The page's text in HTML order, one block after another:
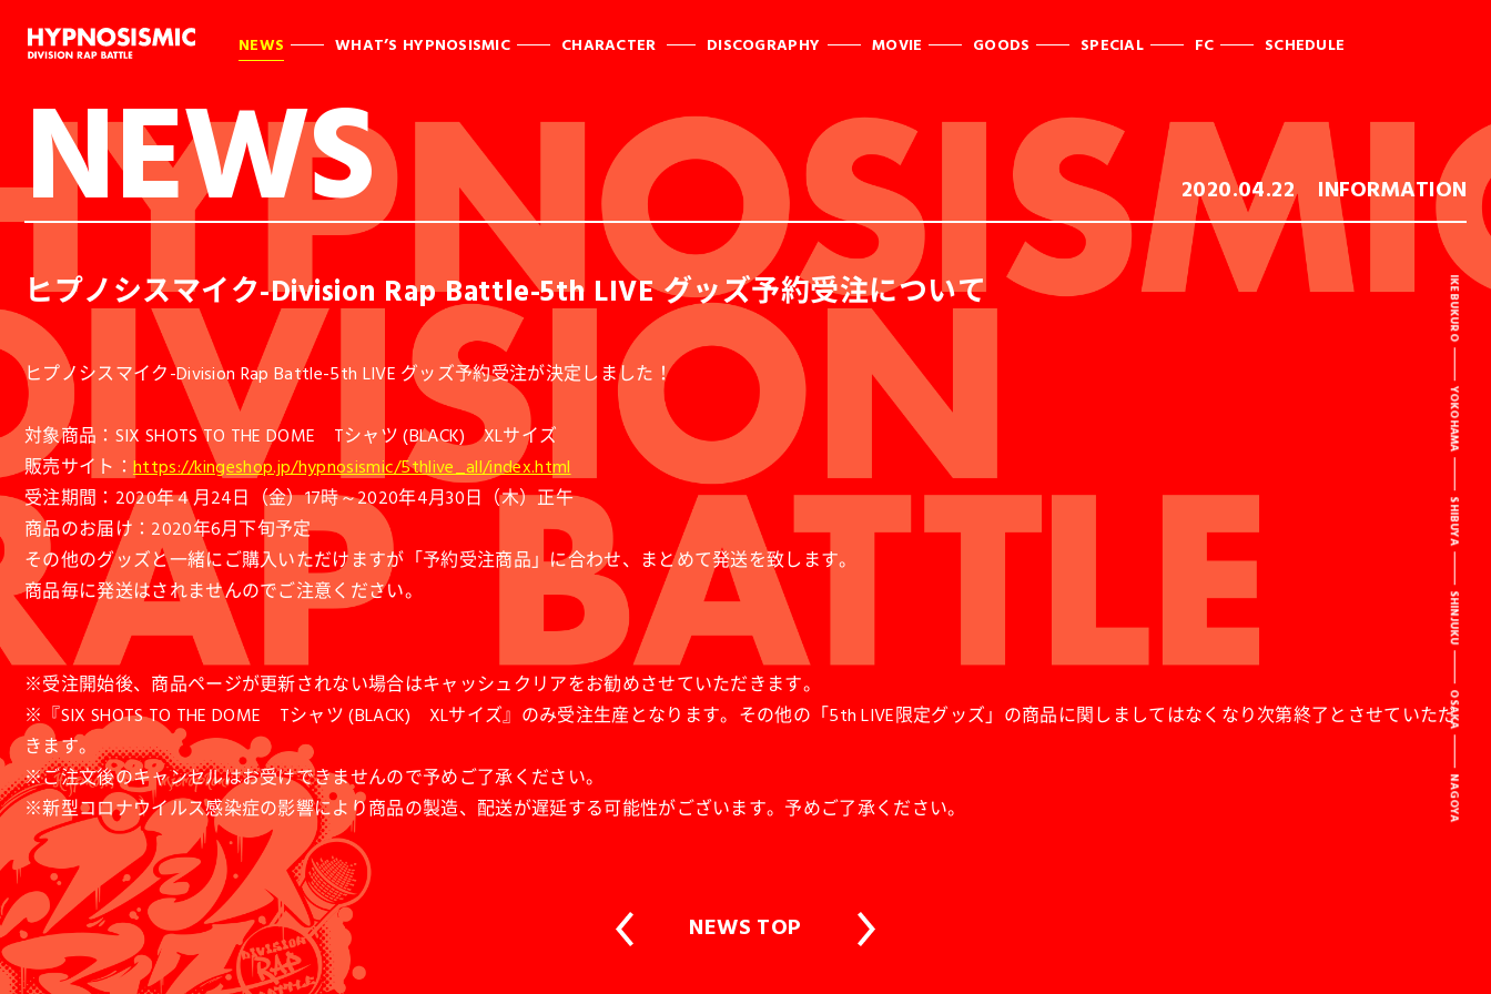
NEWS WHAT’S HYPNOSISMIC CHARACTER DISCOGRAPHY MOVIE GOODS SPECIAL FC SCHEDULE
NEWS 2020.04.22 INFORMATION
ヒプノシスマイク-Division Rap Battle-5th LIVE グッズ予約受注について
ヒプノシスマイク-Division Rap Battle-5th LIVE グッズ予約受注が決定しました！
対象商品：SIX SHOTS TO THE DOME Tシャツ (BLACK) XLサイズ
販売サイト： https://kingeshop.jp/hypnosismic/5thlive_all/index.html
受注期間：2020年４月24日（金）17時～2020年4月30日（木）正午
商品のお届け：2020年6月下旬予定
その他のグッズと一緒にご購入いただけますが「予約受注商品」に合わせ、まとめて発送を致します。
商品毎に発送はされませんのでご注意ください。
※受注開始後、商品ページが更新されない場合はキャッシュクリアをお勧めさせていただきます。
※『SIX SHOTS TO THE DOME Tシャツ (BLACK) XLサイズ』のみ受注生産となります。その他の「5th LIVE限定グッズ」の商品に関しましてはなくなり次第終了とさせていただ
きます。
※ご注文後のキャンセルはお受けできませんので予めご了承ください。
※新型コロナウイルス感染症の影響により商品の製造、配送が遅延する可能性がございます。予めご了承ください。
NEWS TOP
IKEBUKURO
YOKOHAMA
SHIBUYA
SHINJUKU
OSAKA
NAGOYA